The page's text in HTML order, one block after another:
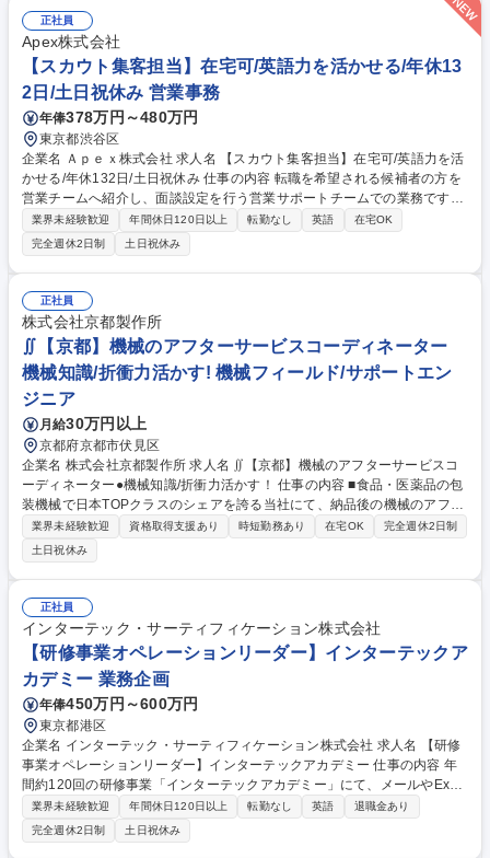
者情報の一括集約（様々な応募経路から来た応募書類を一か所にまとめ
る）■選考補助（一部合否判断、選考日程調整）■会社説明会の運営サポー
ト（受付、参加者情報管理、資料送付など）■WEB会議リンク（Teamsや
Zoom）の発行■クライアントとの定期的な打ち合わせ 募集職種 【RPO／
採用代行】クライアントの障害者採用を支えるサポートスタッフ募集！
正社員
Apex株式会社
【スカウト集客担当】在宅可/英語力を活かせる/年休13
2日/土日祝休み 営業事務
年俸378万円～480万円
東京都渋谷区
企業名 Ａｐｅｘ株式会社 求人名 【スカウト集客担当】在宅可/英語力を活
かせる/年休132日/土日祝休み 仕事の内容 転職を希望される候補者の方を
営業チームへ紹介し、面談設定を行う営業サポートチームでの業務です。
クライアント企業の採用ターゲットに合致する候補者へスカウトメールを
送付し、当社の人材コンサルタントとの キャリア面談を設定していただき
ます。スキルや適性に応じて求人情報の作成・掲載・管理業務もお任せし
ます。■社内の人材コンサルタントから担当企業の採用ターゲットをヒア
リング■候補者のリサーチ・スカウトメール送付■候補者と人材コンサルタ
ントの面談日程調整■候補者へのフォローアップ(電話・メール)■求人サイ
トからの応募者対応■ 求人情報の作成・外部サイトへの掲載・管理 ■新人
育成・コントラクターの管理 募集職種 【スカウト集客担当】在宅可/英語
力を活かせる/年休132日/土日祝休み
業界未経験歓迎 年間休日120日以上 転勤なし 英語
在宅OK
完全週休2日制
土日祝休み
正社員
株式会社京都製作所
∬【京都】機械のアフターサービスコーディネーター
機械知識/折衝力活かす! 機械フィールド/サポートエン
ジニア
月給30万円以上
京都府京都市伏見区
企業名 株式会社京都製作所 求人名 ∬【京都】機械のアフターサービスコ
ーディネーター●機械知識/折衝力活かす！ 仕事の内容 ■食品・医薬品の包
装機械で日本TOPクラスのシェアを誇る当社にて、納品後の機械のアフタ
ーサービスに関わる代表窓口として、顧客対応/社内外の調整/事務業務を
お任せいたします。 ■納品後の機械の改造/部品交換/メンテナンス/OH/点
検等のあらゆるご依頼に対して、工事内容/要望/納期等をメール/電話にて
ヒヤリングし、関係部門に共有。■各部門のフィードバックを元に見積書/
仕様書/工事の工程表等の書類作成とお客様への回答。受注後は、社内シス
テムへの登録や出張者の日程調整など、工事完了までの顧客対応・社内調
整をお任せします。■お客様に長く自社製品を愛用いただく為に非常に重
要な業務です。 募集職種 ∬【京都】機械のアフターサービスコーディネ
ーター●機械知識/折衝力活かす！
業界未経験歓迎 資格取得支援あり 時短勤務あり 在宅OK
完全週休2日制
土日祝休み
正社員
インターテック・サーティフィケーション株式会社
【研修事業オペレーションリーダー】インターテックア
カデミー 業務企画
年俸450万円～600万円
東京都港区
企業名 インターテック・サーティフィケーション株式会社 求人名 【研修
事業オペレーションリーダー】インターテックアカデミー 仕事の内容 年
間約120回の研修事業「インターテックアカデミー」にて、メールやExcel
中心の現行業務のデジタル化・プロセス刷新を推進。実務を担いながらシ
ステム要件定義や派遣社員の管理を行うプレイングリーダーです。 ■研修
管理システム・HP刷新に伴う業務要件定義、運用設計、データ移行、定
業界未経験歓迎 年間休日120日以上 転勤なし 英語
退職金あり
完全週休2日制
土日祝休み